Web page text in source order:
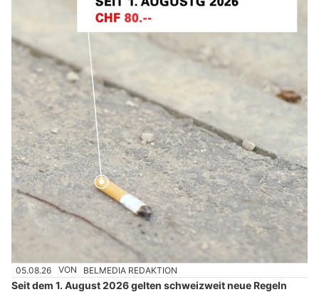
05.08.26 VON BELMEDIA REDAKTION
Seit dem 1. August 2026 gelten schweizweit neue Regeln